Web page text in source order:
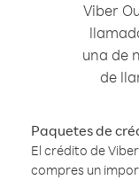
Viber
una de
de
Paquetes de
El crédito de
compres un